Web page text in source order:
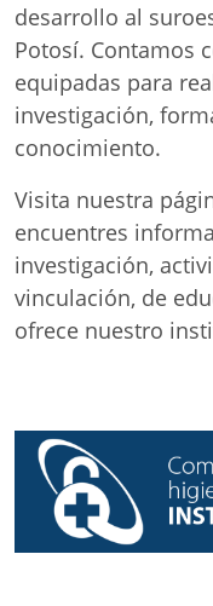
desarrollo al
Potosí. Contamos
equipadas para
investigación,
conocimiento.
Visita nuestra
encuentres
investigación,
vinculación, de
ofrece nuestro